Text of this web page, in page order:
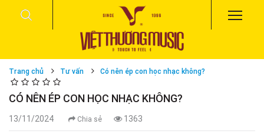
Trang chủ Tư vấn Có nên ép con học nhạc không?
CÓ NÊN ÉP CON HỌC NHẠC KHÔNG?
13/11/2024 Chia sẻ 1363